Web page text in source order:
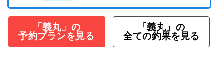
「義丸」の
予約プランを見る
「義丸」の
全ての釣果を見る